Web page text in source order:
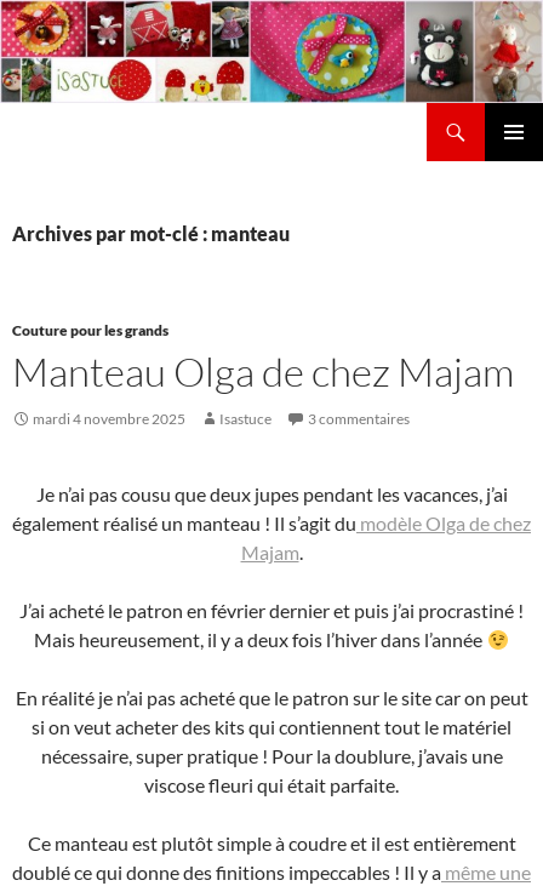
Aller
au
contenu
Archives par mot-clé : manteau
Couture pour les grands
Manteau Olga de chez Majam
mardi 4 novembre 2025 Isastuce 3 commentaires
Je n’ai pas cousu que deux jupes pendant les vacances, j’ai
également réalisé un manteau ! Il s’agit du modèle Olga de chez
Majam.
J’ai acheté le patron en février dernier et puis j’ai procrastiné !
Mais heureusement, il y a deux fois l’hiver dans l’année
En réalité je n’ai pas acheté que le patron sur le site car on peut
si on veut acheter des kits qui contiennent tout le matériel
nécessaire, super pratique ! Pour la doublure, j’avais une
viscose fleuri qui était parfaite.
Ce manteau est plutôt simple à coudre et il est entièrement
doublé ce qui donne des finitions impeccables ! Il y a même une